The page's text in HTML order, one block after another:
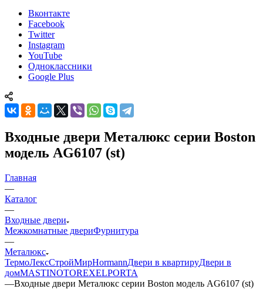
Вконтакте
Facebook
Twitter
Instagram
YouTube
Одноклассники
Google Plus
Входные двери Металюкс серии Boston
модель AG6107 (st)
Главная
—
Каталог
—
Входные двери
Межкомнатные двериФурнитура
—
Металюкс
ТермоЛексСтройМирHormannДвери в квартируДвери в
домMASTINOTOREXELPORTA
—Входные двери Металюкс серии Boston модель AG6107 (st)